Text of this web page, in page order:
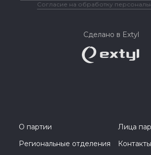
Согласие на обработку
Сделано в Extyl
О партии
Лица
Региональные отделения